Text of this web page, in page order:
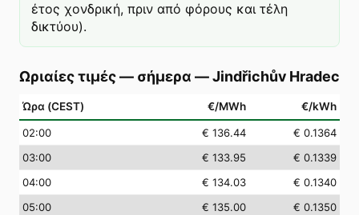
έτος χονδρική, πριν από φόρους και τέλη
δικτύου).
Ωριαίες τιμές — σήμερα —Jindřichův Hradec
Ώρα (CEST) €/MWh €/kWh
02:00 € 136.44
€ 0.1364
03:00 € 133.95
€ 0.1339
04:00 € 134.03
€ 0.1340
05:00 € 135.00
€ 0.1350